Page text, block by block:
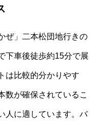
ぜ」二本松団地行きの
下車後徒歩約15分で展
は比較的分かりやす
数が確保されているこ
人に適しています。バ